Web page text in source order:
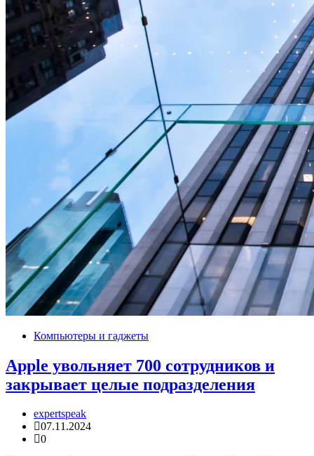
Компьютеры и гаджеты
Apple увольняет 700 сотрудников и
закрывает целые подразделения
expertspeak
07.11.2024
0